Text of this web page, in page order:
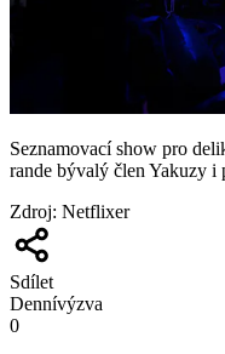
Seznamovací show pro
rande bývalý člen Yakuzy i
Zdroj: Netflixer
Sdílet
Dennívýzva
0